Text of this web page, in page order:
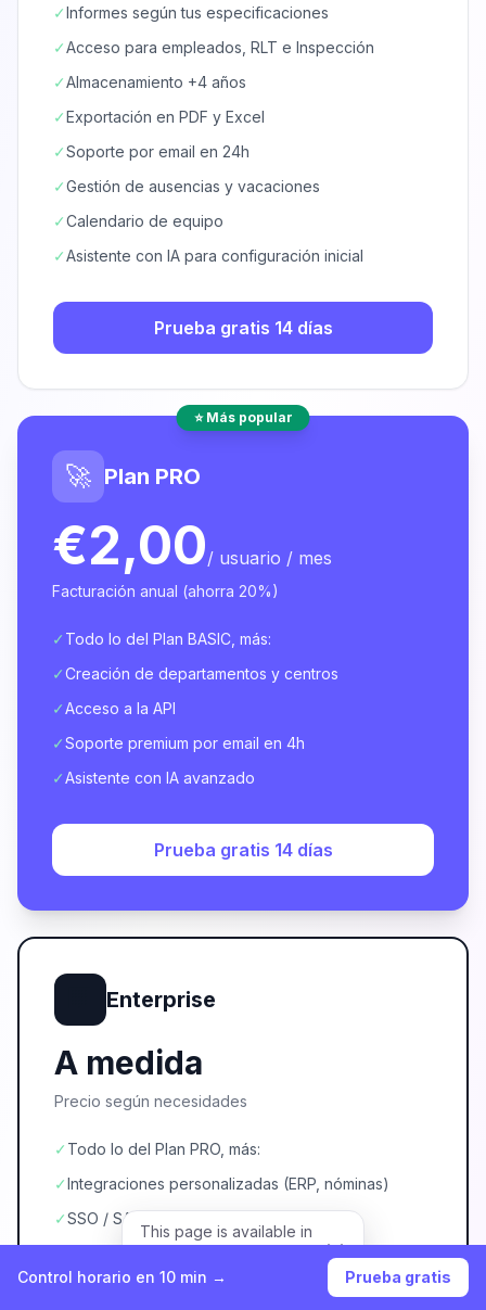
This page is available in
English.
View in English
✓Informes según tus especificaciones
✓Acceso para empleados, RLT e Inspección
✓Almacenamiento +4 años
✓Exportación en PDF y Excel
✓Soporte por email en 24h
✓Gestión de ausencias y vacaciones
✓Calendario de equipo
✓Asistente con IA para configuración inicial
Prueba gratis 14 días
⭐ Más popular
🚀 Plan PRO
€2,00/ usuario / mes
Facturación anual (ahorra 20%)
✓ Todo lo del Plan BASIC, más:
✓Creación de departamentos y centros
✓Acceso a la API
✓Soporte premium por email en 4h
✓Asistente con IA avanzado
Prueba gratis 14 días
Enterprise
A medida
Precio según necesidades
✓ Todo lo del Plan PRO, más:
✓Integraciones personalizadas (ERP, nóminas)
✓SSO / SAML
✓Account manager dedicado
Control horario en 10 min → Prueba gratis